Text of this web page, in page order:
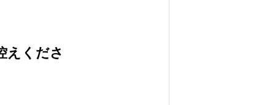
えくださ